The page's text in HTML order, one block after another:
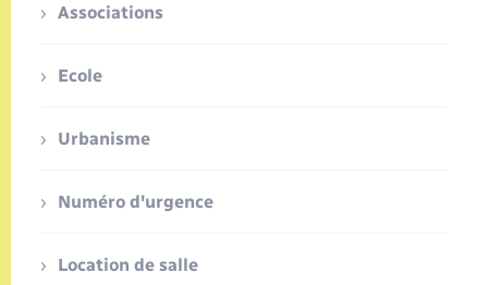
Associations
Ecole
Urbanisme
Numéro d'urgence
Location de salle